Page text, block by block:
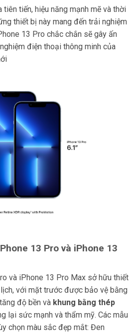
tiên tiến, hiệu năng mạnh mẽ và thời
thiết bị này mang đến trải nghiệm
13 Pro chắc chắn sẽ gây ấn
điện thoại thông minh của
13 Pro và iPhone 13
và iPhone 13 Pro Max sở hữu thiết
với mặt trước được bảo vệ bằng
độ bền và khung bằng thép
lại sức mạnh và thẩm mỹ. Các mẫu
chọn màu sắc đẹp mắt: Đen